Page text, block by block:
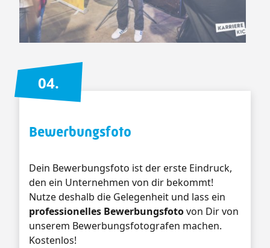
04.
Bewerbungsfoto
Dein Bewerbungsfoto ist der erste Eindruck,
den ein Unternehmen von dir bekommt!
Nutze deshalb die Gelegenheit und lass ein
professionelles Bewerbungsfotovon Dir von
unserem Bewerbungsfotografen machen.
Kostenlos!